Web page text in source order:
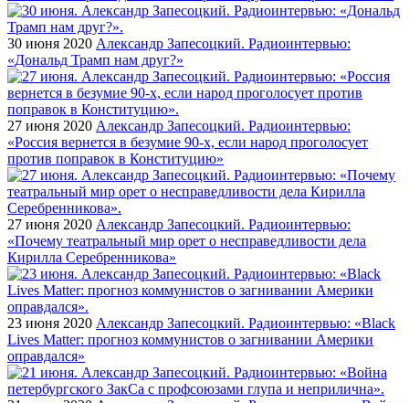
30 июня 2020 Александр Запесоцкий. Радиоинтервью:
«Дональд Трамп нам друг?»
27 июня 2020 Александр Запесоцкий. Радиоинтервью:
«Россия вернется в безумие 90-х, если народ проголосует
против поправок в Конституцию»
27 июня 2020 Александр Запесоцкий. Радиоинтервью:
«Почему театральный мир орет о несправедливости дела
Кирилла Серебренникова»
23 июня 2020 Александр Запесоцкий. Радиоинтервью: «Black
Lives Matter: прогноз коммунистов о загнивании Америки
оправдался»